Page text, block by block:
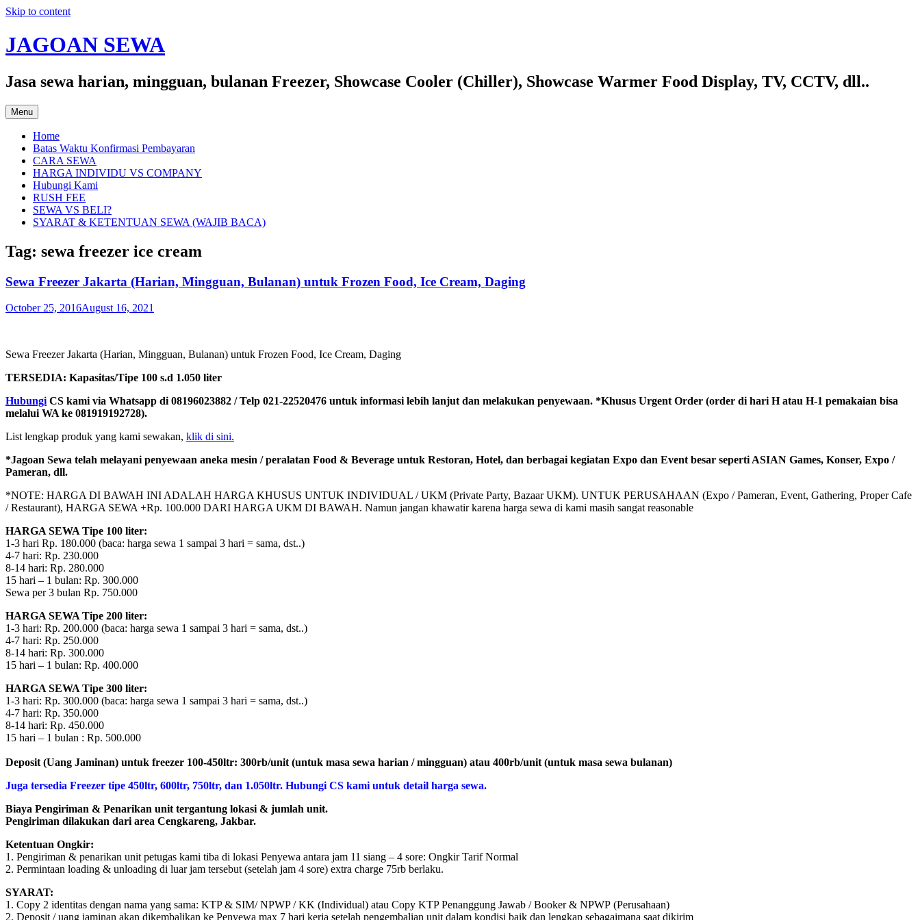
Skip to content
JAGOAN SEWA
Jasa sewa harian, mingguan, bulanan Freezer, Showcase Cooler (Chiller), Showcase Warmer Food Display, TV, CCTV, dll..
Menu
Home
Batas Waktu Konfirmasi Pembayaran
CARA SEWA
HARGA INDIVIDU VS COMPANY
Hubungi Kami
RUSH FEE
SEWA VS BELI?
SYARAT & KETENTUAN SEWA (WAJIB BACA)
Tag: sewa freezer ice cream
Sewa Freezer Jakarta (Harian, Mingguan, Bulanan) untuk Frozen Food, Ice Cream, Daging
October 25, 2016August 16, 2021
Sewa Freezer Jakarta (Harian, Mingguan, Bulanan) untuk Frozen Food, Ice Cream, Daging
TERSEDIA: Kapasitas/Tipe 100 s.d 1.050 liter
Hubungi CS kami via Whatsapp di 08196023882 / Telp 021-22520476 untuk informasi lebih lanjut dan melakukan penyewaan. *Khusus Urgent Order (order di hari H atau H-1 pemakaian bisa
melalui WA ke 081919192728).
List lengkap produk yang kami sewakan, klik di sini.
*Jagoan Sewa telah melayani penyewaan aneka mesin / peralatan Food & Beverage untuk Restoran, Hotel, dan berbagai kegiatan Expo dan Event besar seperti ASIAN Games, Konser, Expo /
Pameran, dll.
*NOTE: HARGA DI BAWAH INI ADALAH HARGA KHUSUS UNTUK INDIVIDUAL / UKM (Private Party, Bazaar UKM). UNTUK PERUSAHAAN (Expo / Pameran, Event, Gathering, Proper Cafe
/ Restaurant), HARGA SEWA +Rp. 100.000 DARI HARGA UKM DI BAWAH. Namun jangan khawatir karena harga sewa di kami masih sangat reasonable
HARGA SEWA Tipe 100 liter:
1-3 hari Rp. 180.000 (baca: harga sewa 1 sampai 3 hari = sama, dst..)
4-7 hari: Rp. 230.000
8-14 hari: Rp. 280.000
15 hari – 1 bulan: Rp. 300.000
Sewa per 3 bulan Rp. 750.000
HARGA SEWA Tipe 200 liter:
1-3 hari: Rp. 200.000 (baca: harga sewa 1 sampai 3 hari = sama, dst..)
4-7 hari: Rp. 250.000
8-14 hari: Rp. 300.000
15 hari – 1 bulan: Rp. 400.000
HARGA SEWA Tipe 300 liter:
1-3 hari: Rp. 300.000 (baca: harga sewa 1 sampai 3 hari = sama, dst..)
4-7 hari: Rp. 350.000
8-14 hari: Rp. 450.000
15 hari – 1 bulan : Rp. 500.000
Deposit (Uang Jaminan) untuk freezer 100-450ltr: 300rb/unit (untuk masa sewa harian / mingguan) atau 400rb/unit (untuk masa sewa bulanan)
Juga tersedia Freezer tipe 450ltr, 600ltr, 750ltr, dan 1.050ltr. Hubungi CS kami untuk detail harga sewa.
Biaya Pengiriman & Penarikan unit tergantung lokasi & jumlah unit.
Pengiriman dilakukan dari area Cengkareng, Jakbar.
Ketentuan Ongkir:
1. Pengiriman & penarikan unit petugas kami tiba di lokasi Penyewa antara jam 11 siang – 4 sore: Ongkir Tarif Normal
2. Permintaan loading & unloading di luar jam tersebut (setelah jam 4 sore) extra charge 75rb berlaku.
SYARAT:
1. Copy 2 identitas dengan nama yang sama: KTP & SIM/ NPWP / KK (Individual) atau Copy KTP Penanggung Jawab / Booker & NPWP (Perusahaan)
2. Deposit / uang jaminan akan dikembalikan ke Penyewa max 7 hari kerja setelah pengembalian unit dalam kondisi baik dan lengkap sebagaimana saat dikirim